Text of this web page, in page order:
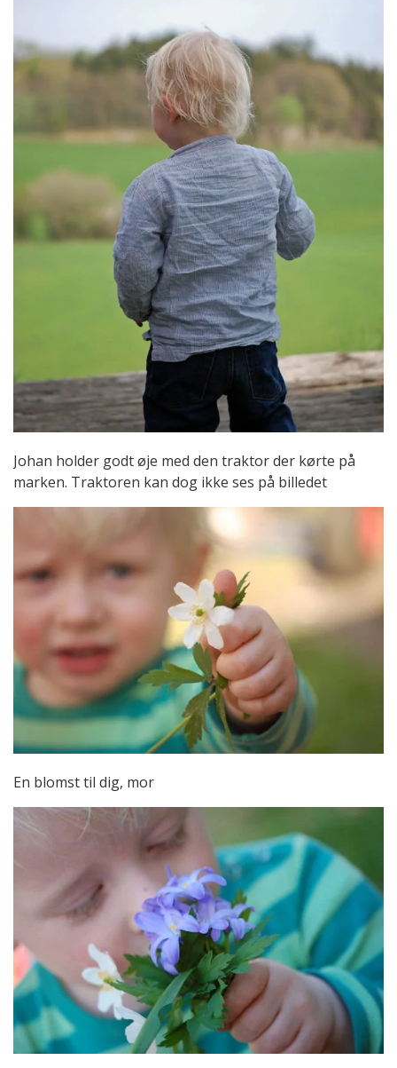
Johan holder godt øje med den traktor der kørte på
marken. Traktoren kan dog ikke ses på billedet
En blomst til dig, mor